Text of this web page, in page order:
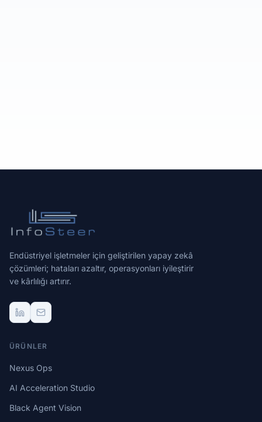
Endüstriyel işletmeler için geliştirilen yapay zekâ
çözümleri; hataları azaltır, operasyonları iyileştirir
ve kârlılığı artırır.
ÜRÜNLER
Nexus Ops
AI Acceleration Studio
Black Agent Vision